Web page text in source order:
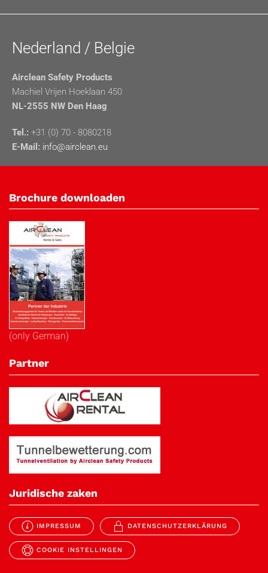
Nederland / Belgie
Airclean Safety Products
Machiel Vrijen Hoeklaan 450
NL-2555 NW Den Haag
Tel.: +31 (0) 70 - 8080218
E-Mail: info@airclean.eu
Brochure downloaden
(only German)
Partner
Juridische zaken
IMPRESSUM DATENSCHUTZERKLÄRUNG
COOKIE INSTELLINGEN